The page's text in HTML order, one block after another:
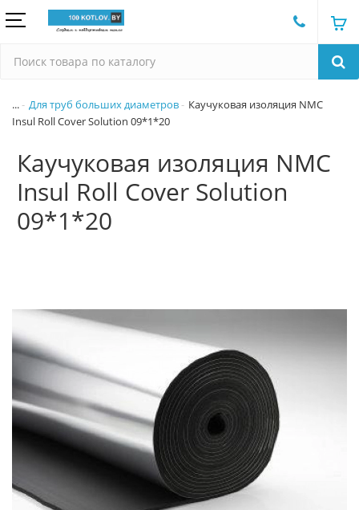
... Для труб больших диаметров
Каучуковая изоляция NMC
Insul Roll Cover Solution 09*1*20
Каучуковая изоляция NMC
Insul Roll Cover Solution
09*1*20